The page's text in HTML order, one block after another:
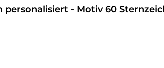
- Motiv 60